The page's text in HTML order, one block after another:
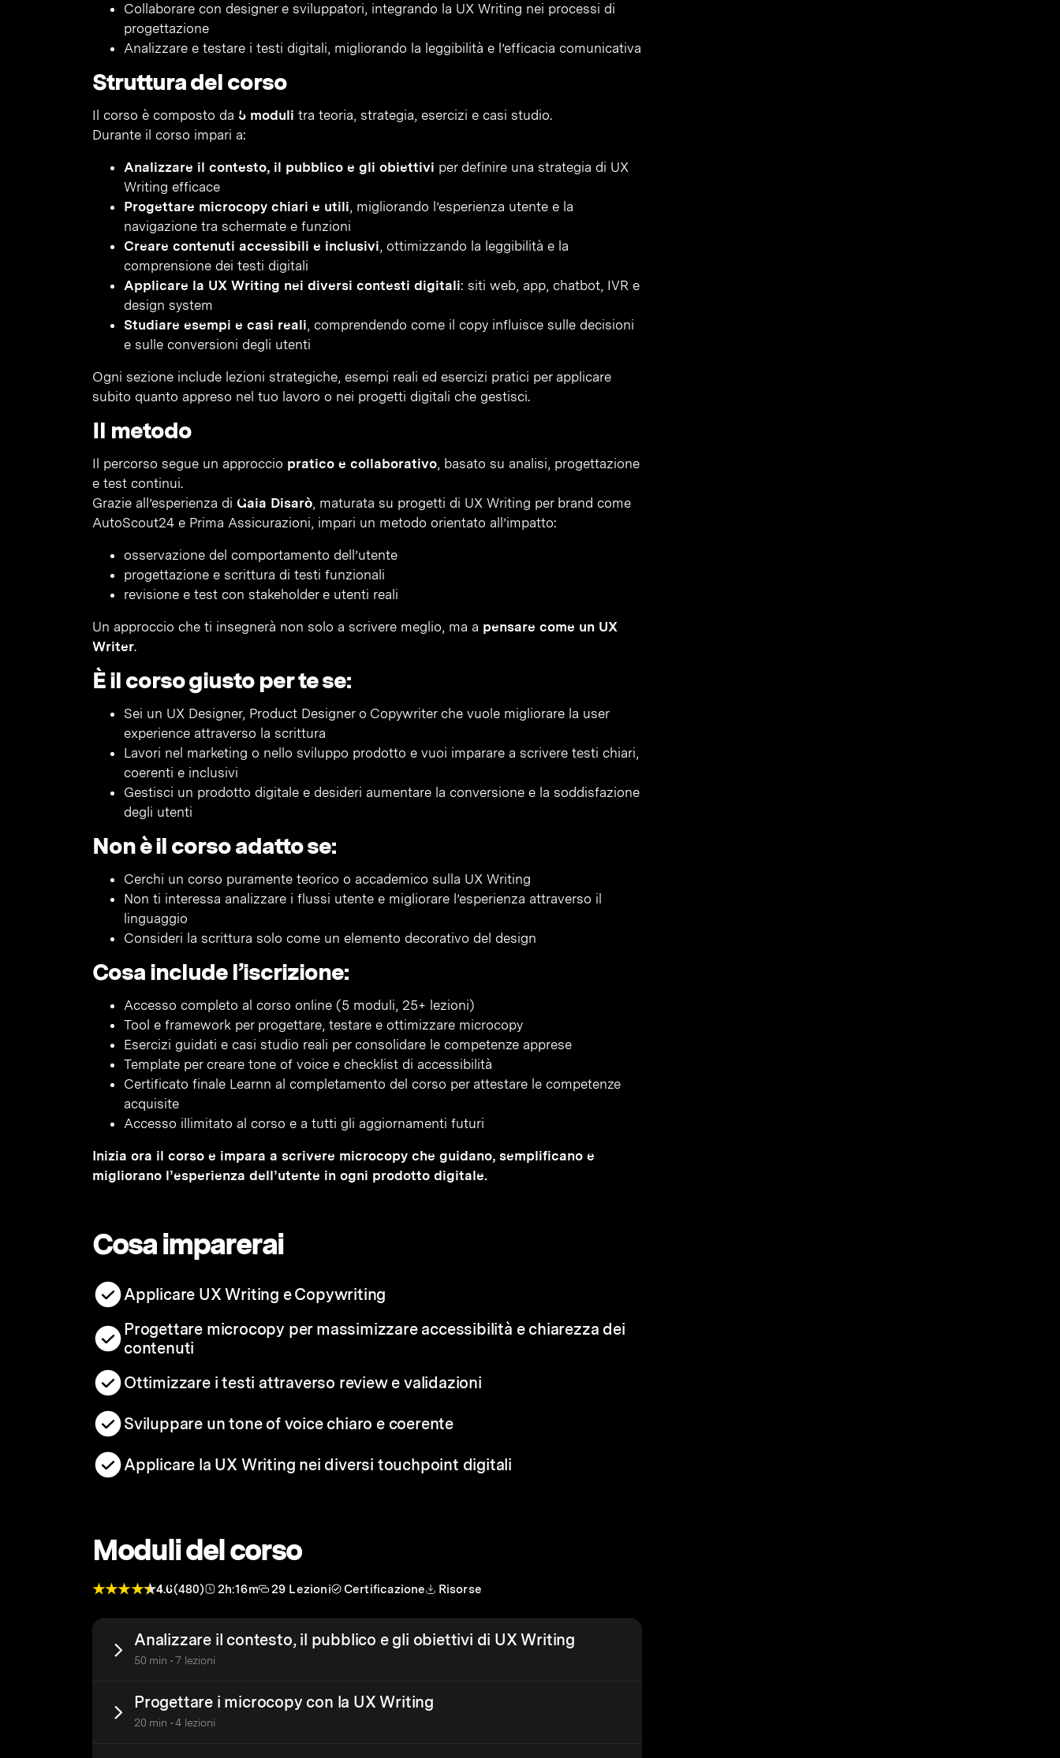
Collaborare con designer e sviluppatori, integrando la UX Writing nei processi di
progettazione
Analizzare e testare i testi digitali, migliorando la leggibilità e l’efficacia comunicativa
Struttura del corso
Il corso è composto da 5 moduli tra teoria, strategia, esercizi e casi studio.
Durante il corso impari a:
Analizzare il contesto, il pubblico e gli obiettivi per definire una strategia di UX
Writing efficace
Progettare microcopy chiari e utili, migliorando l’esperienza utente e la
navigazione tra schermate e funzioni
Creare contenuti accessibili e inclusivi, ottimizzando la leggibilità e la
comprensione dei testi digitali
Applicare la UX Writing nei diversi contesti digitali: siti web, app, chatbot, IVR e
design system
Studiare esempi e casi reali, comprendendo come il copy influisce sulle decisioni
e sulle conversioni degli utenti
Ogni sezione include lezioni strategiche, esempi reali ed esercizi pratici per applicare
subito quanto appreso nel tuo lavoro o nei progetti digitali che gestisci.
Il metodo
Il percorso segue un approccio pratico e collaborativo, basato su analisi, progettazione
e test continui.
Grazie all’esperienza di Gaia Disarò, maturata su progetti di UX Writing per brand come
AutoScout24 e Prima Assicurazioni, impari un metodo orientato all’impatto:
osservazione del comportamento dell’utente
progettazione e scrittura di testi funzionali
revisione e test con stakeholder e utenti reali
Un approccio che ti insegnerà non solo a scrivere meglio, ma a pensare come un UX
Writer.
È il corso giusto per te se:
Sei un UX Designer, Product Designer o Copywriter che vuole migliorare la user
experience attraverso la scrittura
Lavori nel marketing o nello sviluppo prodotto e vuoi imparare a scrivere testi chiari,
coerenti e inclusivi
Gestisci un prodotto digitale e desideri aumentare la conversione e la soddisfazione
degli utenti
Non è il corso adatto se:
Cerchi un corso puramente teorico o accademico sulla UX Writing
Non ti interessa analizzare i flussi utente e migliorare l’esperienza attraverso il
linguaggio
Consideri la scrittura solo come un elemento decorativo del design
Cosa include l’iscrizione:
Accesso completo al corso online (5 moduli, 25+ lezioni)
Tool e framework per progettare, testare e ottimizzare microcopy
Esercizi guidati e casi studio reali per consolidare le competenze apprese
Template per creare tone of voice e checklist di accessibilità
Certificato finale Learnn al completamento del corso per attestare le competenze
acquisite
Accesso illimitato al corso e a tutti gli aggiornamenti futuri
Inizia ora il corso e impara a scrivere microcopy che guidano, semplificano e
migliorano l’esperienza dell’utente in ogni prodotto digitale.
Cosa imparerai
Applicare UX Writing e Copywriting
Progettare microcopy per massimizzare accessibilità e chiarezza dei
contenuti
Ottimizzare i testi attraverso review e validazioni
Sviluppare un tone of voice chiaro e coerente
Applicare la UX Writing nei diversi touchpoint digitali
Moduli del corso
4.6(480) 2h:16m 29 Lezioni Certificazione Risorse
Analizzare il contesto, il pubblico e gli obiettivi di UX Writing
50 min • 7 lezioni
Progettare i microcopy con la UX Writing
20 min • 4 lezioni